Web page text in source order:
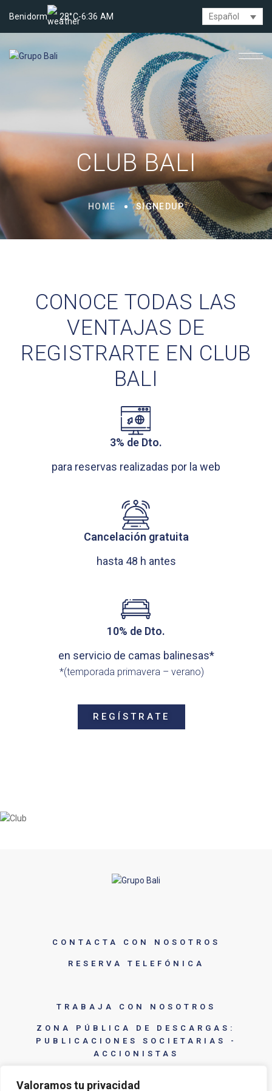
Valoramos tu privacidad
Benidorm 28°C-6:36 AM Español
CLUB BALI
HOME SIGNEDUP
CONOCE TODAS LAS
VENTAJAS DE
REGISTRARTE EN CLUB
BALI
3% de Dto.
para reservas realizadas por la web
Cancelación gratuita
hasta 48 h antes
10% de Dto.
en servicio de camas balinesas*
*(temporada primavera – verano)
REGÍSTRATE
CONTACTA CON NOSOTROS
RESERVA TELEFÓNICA
TRABAJA CON NOSOTROS
ZONA PÚBLICA DE DESCARGAS:
PUBLICACIONES SOCIETARIAS -
ACCIONISTAS